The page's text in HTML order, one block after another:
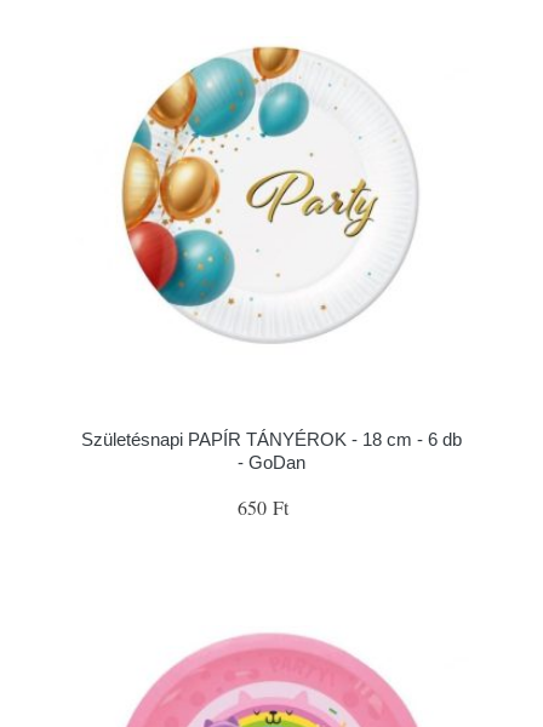
Születésnapi PAPÍR TÁNYÉROK - 18 cm - 6 db
- GoDan
650 Ft